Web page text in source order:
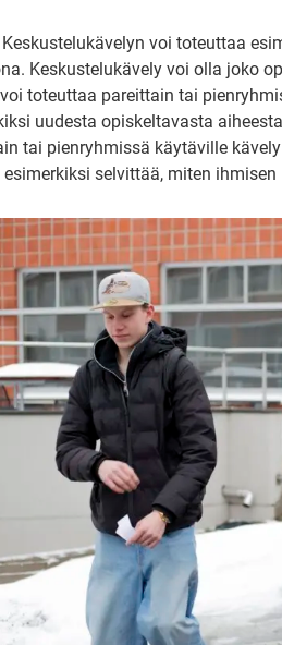
voi toteuttaa
Keskustelukävely voi olla joko
toteuttaa pareittain tai
uudesta opiskeltavasta
tai pienryhmissä käytäville
selvittää, miten